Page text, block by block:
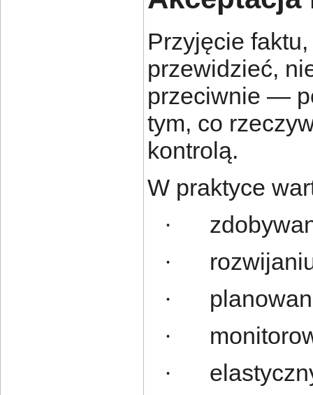
Przyjęcie
przewidzieć,
przeciwnie —
tym, co
kontrolą.
W praktyce
·
·
·
·
·